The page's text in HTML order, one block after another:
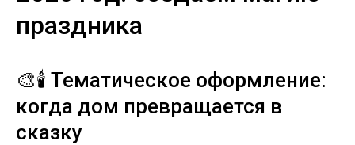
праздника
🎨🕯️ Тематическое оформление:
когда дом превращается в
сказку